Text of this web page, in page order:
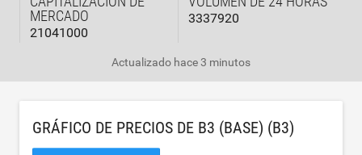
MERCADO
21041000
3337920
Actualizado hace 3 minutos
GRÁFICO DE PRECIOS DE B3 (BASE) (B3)